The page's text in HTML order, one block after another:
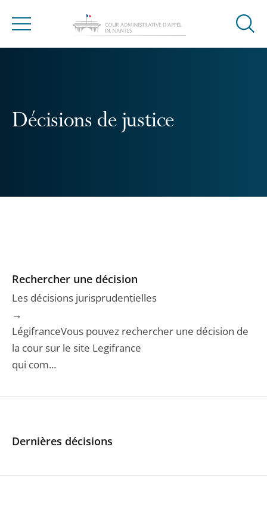
Menu
Ouvrir
Décisions de justice
Rechercher une décision
Les décisions jurisprudentielles
→
LégifranceVous pouvez rechercher une décision de
la cour sur le site Legifrance
qui com...
Dernières décisions